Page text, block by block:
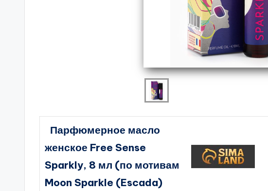
Парфюмерное масло
женское Free Sense
Sparkly, 8 мл (по мотивам
Moon Sparkle (Escada)